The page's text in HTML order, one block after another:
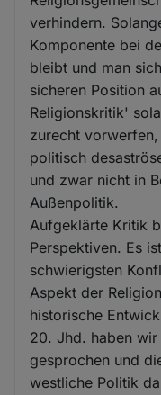
verhindern.
Komponente bei
bleibt und man
sicheren Position
Religionskritik'
zurecht
politisch
und zwar nicht in
Außenpolitik.
Aufgeklärte Kritik
Perspektiven. Es
schwierigsten
Aspekt der
historische
20. Jhd. haben
gesprochen und
westliche Politik